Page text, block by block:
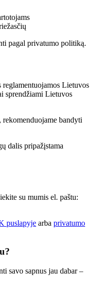
pagal privatumo politiką.
reglamentuojamos Lietuvos
sprendžiami Lietuvos
rekomenduojame bandyti
dalis pripažįstama
su mumis el. paštu:
puslapyje arba privatumo
savo sapnus jau dabar –